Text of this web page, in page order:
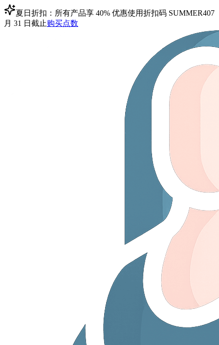
夏日折扣：所有产品享 40% 优惠使用折扣码 SUMMER407
月 31 日截止购买点数